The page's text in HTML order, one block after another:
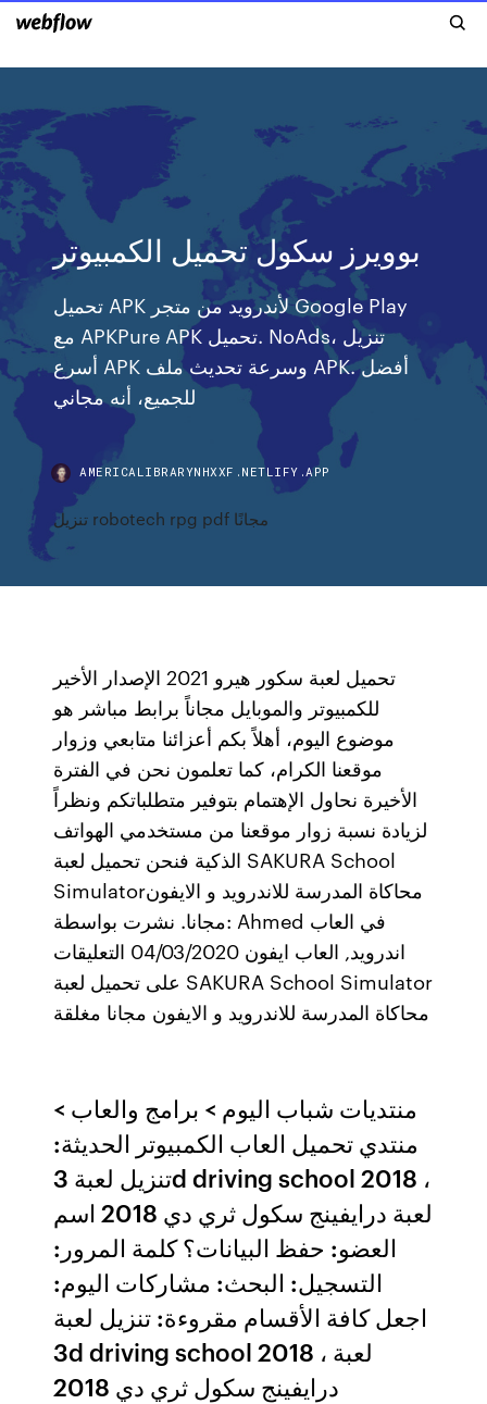
بوويرز سكول تحميل الكمبيوتر
تحميل APK لأندرويد من متجر Google Play
مع APKPure APK تحميل. NoAds، تنزيل
أسرع APK وسرعة تحديث ملف APK. أفضل
للجميع، أنه مجاني
AMERICALIBRARYNHXXF.NETLIFY.APP
تنزيل robotech rpg pdf مجانًا
تحميل لعبة سكور هيرو 2021 الإصدار الأخير
للكمبيوتر والموبايل مجاناً برابط مباشر هو
موضوع اليوم، أهلاً بكم أعزائنا متابعي وزوار
موقعنا الكرام، كما تعلمون نحن في الفترة
الأخيرة نحاول الإهتمام بتوفير متطلباتكم ونظراً
لزيادة نسبة زوار موقعنا من مستخدمي الهواتف
الذكية فنحن تحميل لعبة SAKURA School
Simulator‏ محاكاة المدرسة للاندرويد و الايفون
مجانا. نشرت بواسطة: Ahmed في العاب
اندرويد, العاب ايفون 04/03/2020 التعليقات
على تحميل لعبة SAKURA School Simulator‏
محاكاة المدرسة للاندرويد و الايفون مجانا مغلقة
منتديات شباب اليوم > برامج والعاب >
منتدي تحميل العاب الكمبيوتر الحديثة:
تنزيل لعبة 3d driving school 2018 ،
لعبة درايفينج سكول ثري دي 2018 اسم
العضو: حفظ البيانات؟ كلمة المرور:
التسجيل: البحث: مشاركات اليوم:
اجعل كافة الأقسام مقروءة: تنزيل لعبة
3d driving school 2018 ، لعبة
درايفينج سكول ثري دي 2018